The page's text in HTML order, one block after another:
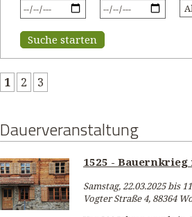
Suche starten
1 2 3
Dauerveranstaltung
1525 -
Samstag, 22.03.2025 bis
Vogter Straße 4, 88364